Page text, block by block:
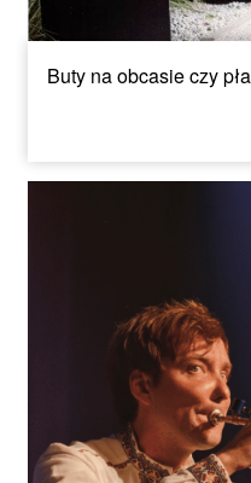
Buty na obcasie czy